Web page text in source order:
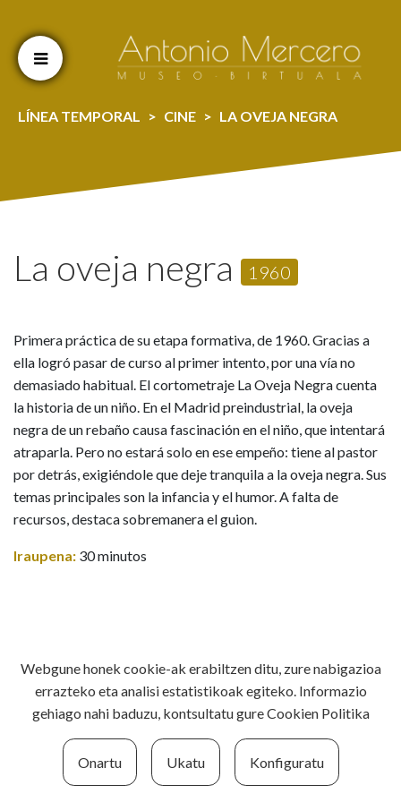
LÍNEA TEMPORAL CINE LA OVEJA NEGRA
La oveja negra 1960
Primera práctica de su etapa formativa, de 1960. Gracias a
ella logró pasar de curso al primer intento, por una vía no
demasiado habitual. El cortometraje La Oveja Negra cuenta
la historia de un niño. En el Madrid preindustrial, la oveja
negra de un rebaño causa fascinación en el niño, que intentará
atraparla. Pero no estará solo en ese empeño: tiene al pastor
por detrás, exigiéndole que deje tranquila a la oveja negra. Sus
temas principales son la infancia y el humor. A falta de
recursos, destaca sobremanera el guion.
Iraupena: 30 minutos
Webgune honek cookie-ak erabiltzen ditu, zure nabigazioa
errazteko eta analisi estatistikoak egiteko. Informazio
gehiago nahi baduzu, kontsultatu gureCookien Politika
Onartu Ukatu Konfiguratu